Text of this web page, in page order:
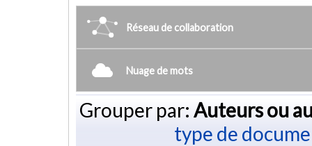
Réseau de collaboration
Nuage de mots
Grouper par: Auteurs ou
type de